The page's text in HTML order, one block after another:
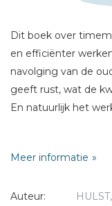
Dit boek over
en efficiënter
navolging van de
geeft rust, wat de
En natuurlijk het
efficiënter werken.
bieden aan de
Meer informatie
Auteur:
Titel *
Bericht *